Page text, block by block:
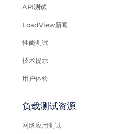
API测试
LoadView新闻
性能测试
技术提示
用户体验
负载测试资源
网络应用测试